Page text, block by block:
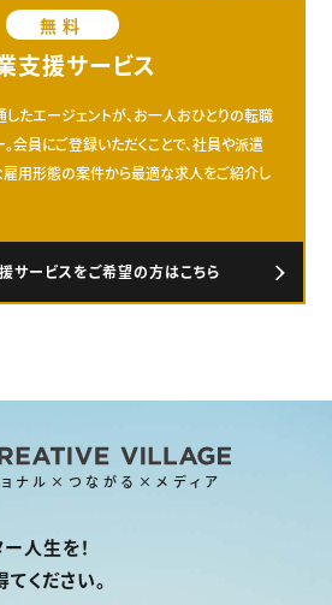
無料
支援サービス
したエージェントが、お一人おひとりの転職
会員にご登録いただくことで、社員や派遣
雇用形態の案件から最適な求人をご紹介し
サービスをご希望の方はこちら
ョナル×つながる×メディア
人生を！
ください。